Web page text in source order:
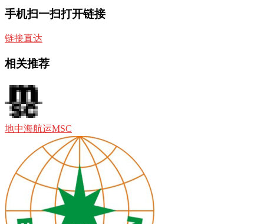
手机扫一扫打开链接
链接直达
相关推荐
地中海航运MSC